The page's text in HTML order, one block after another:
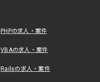
PHPの求人・案件
VBAの求人・案件
Railsの求人・案件